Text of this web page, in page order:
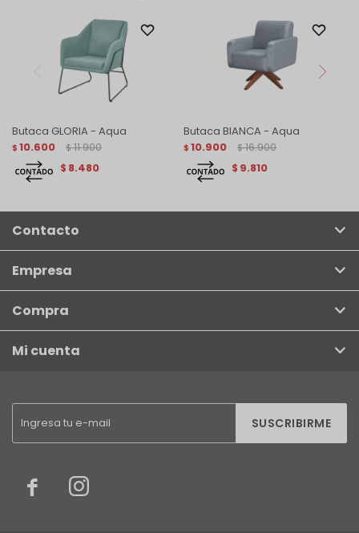
Butaca GLORIA - Aqua
$ 10.600 $ 11.900
$ 8.480
Butaca BIANCA - Aqua
$ 10.900 $ 16.900
$ 9.810
SUSCRIBIRME
 
Contacto
Empresa
Compra
Mi cuenta